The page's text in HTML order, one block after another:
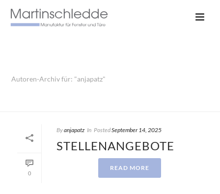
Autoren-Archiv für: "anjapatz"
0
Byanjapatz In PostedSeptember 14, 2025
STELLENANGEBOTE
READ MORE